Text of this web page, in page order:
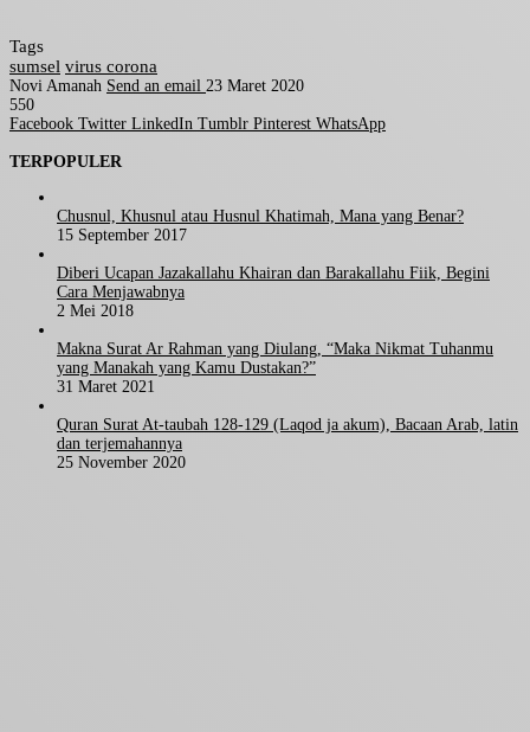
Tags
sumsel virus corona
Novi Amanah Send an email 23 Maret 2020
550
Facebook Twitter LinkedIn Tumblr Pinterest WhatsApp
TERPOPULER
Chusnul, Khusnul atau Husnul Khatimah, Mana yang Benar?
15 September 2017
Diberi Ucapan Jazakallahu Khairan dan Barakallahu Fiik, Begini
Cara Menjawabnya
2 Mei 2018
Makna Surat Ar Rahman yang Diulang, “Maka Nikmat Tuhanmu
yang Manakah yang Kamu Dustakan?”
31 Maret 2021
Quran Surat At-taubah 128-129 (Laqod ja akum), Bacaan Arab, latin
dan terjemahannya
25 November 2020